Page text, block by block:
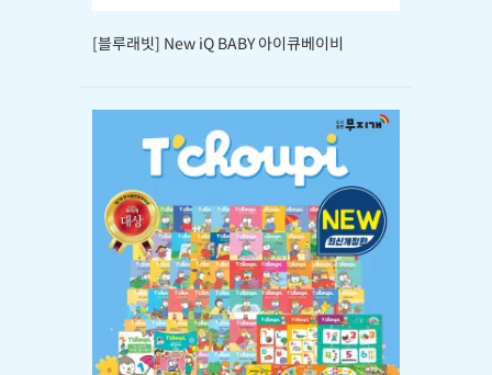
[블루래빗] New iQ BABY 아이큐베이비